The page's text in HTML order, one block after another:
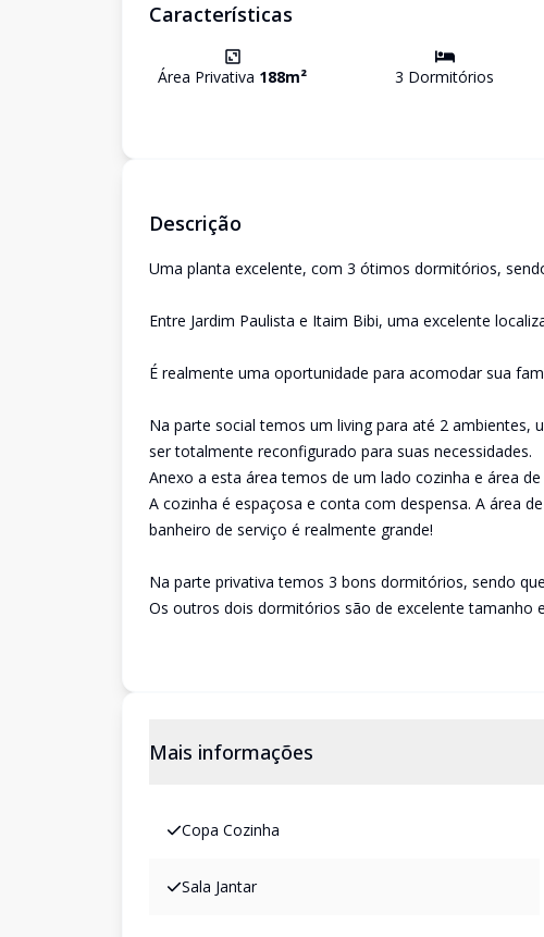
Características
Área Privativa 188m² 3 Dormitórios
Descrição
Uma planta excelente, com 3 ótimos dormitórios,
Entre Jardim Paulista e Itaim Bibi, uma excelente
É realmente uma oportunidade para acomodar sua
Na parte social temos um living para até 2 ambientes,
ser totalmente reconfigurado para suas necessidades.
Anexo a esta área temos de um lado cozinha e área
A cozinha é espaçosa e conta com despensa. A área
banheiro de serviço é realmente grande!
Na parte privativa temos 3 bons dormitórios, sendo
Os outros dois dormitórios são de excelente tamanho
Mais informações
Copa Cozinha
Sala Jantar